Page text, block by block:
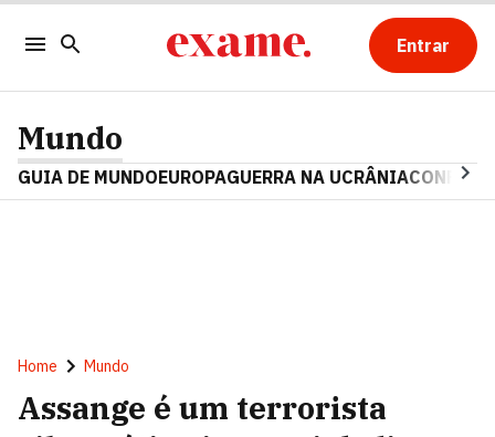
Entrar
Mundo
GUIA DE MUNDOEUROPAGUERRA NA UCRÂNIA
Home Mundo
Assange é um terrorista